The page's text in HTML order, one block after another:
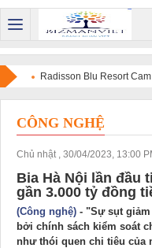
Radisson Blu Resort
đám cưới trong mơ giữa vẻ
CÔNG NGHỆ
Chủ nhật , 30/04/2023, 13:00
Bia Hà Nội lần đầu
gần 3.000 tỷ đồng
(Công nghệ) - "Sự sụt
bởi chính sách kiểm soát
như thói quen chi tiêu của